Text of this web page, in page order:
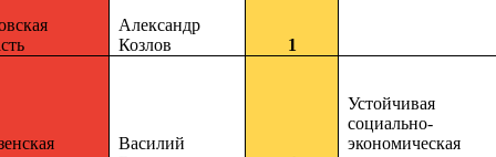
Александр
Козлов
1
Василий
Устойчивая
социально-
экономическая